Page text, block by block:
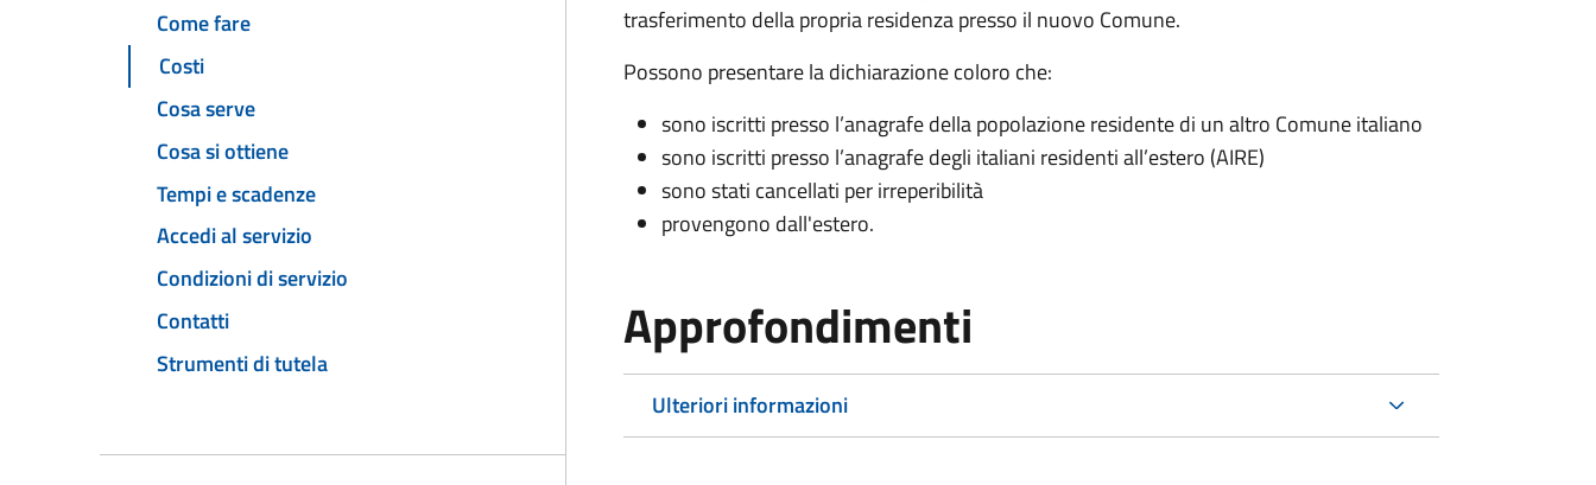
Come fare
Costi
Cosa serve
Cosa si ottiene
Tempi e scadenze
Accedi al servizio
Condizioni di servizio
Contatti
Strumenti di tutela
trasferimento della propria residenza presso il nuovo Comune.
Possono presentare la dichiarazione coloro che:
sono iscritti presso l’anagrafe della popolazione residente di un altro Comune italiano
sono iscritti presso l’anagrafe degli italiani residenti all’estero (AIRE)
sono stati cancellati per irreperibilità
provengono dall'estero.
Approfondimenti
Ulteriori informazioni